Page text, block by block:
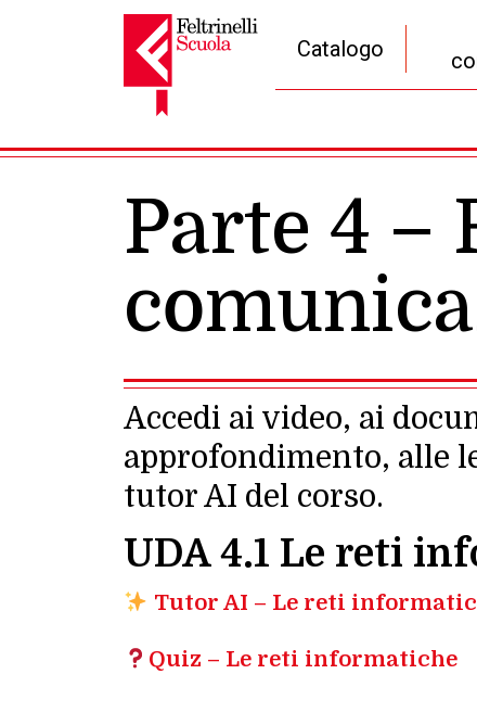
Navigazione principale
Catalogo
Parte 4 –
Accedi ai video, ai
approfondimento, alle
tutor AI del corso.
UDA 4.1 Le reti
Tutor AI – Le reti
Quiz – Le reti informatiche